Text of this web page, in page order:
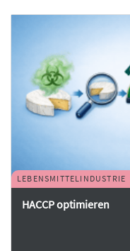
LEBENSMITTELINDUSTRIE
HACCP optimieren